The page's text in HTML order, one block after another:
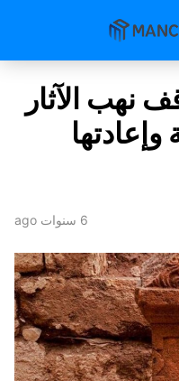
نهب الآثار
6 سنوات ago